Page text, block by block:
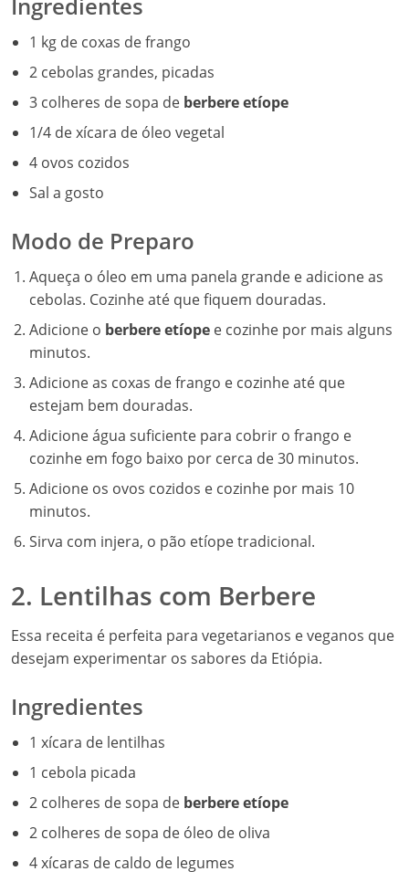
1 kg de coxas de frango
2 cebolas grandes, picadas
3 colheres de sopa de berbere etíope
1/4 de xícara de óleo vegetal
4 ovos cozidos
Sal a gosto
Modo de Preparo
Aqueça o óleo em uma panela grande e adicione as
cebolas. Cozinhe até que fiquem douradas.
Adicione o berbere etíope e cozinhe por mais alguns
minutos.
Adicione as coxas de frango e cozinhe até que
estejam bem douradas.
Adicione água suficiente para cobrir o frango e
cozinhe em fogo baixo por cerca de 30 minutos.
Adicione os ovos cozidos e cozinhe por mais 10
minutos.
Sirva com injera, o pão etíope tradicional.
2. Lentilhas com Berbere
Essa receita é perfeita para vegetarianos e veganos que
desejam experimentar os sabores da Etiópia.
Ingredientes
1 xícara de lentilhas
1 cebola picada
2 colheres de sopa de berbere etíope
2 colheres de sopa de óleo de oliva
4 xícaras de caldo de legumes